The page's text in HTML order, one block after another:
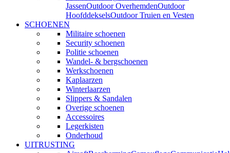
JassenOutdoor OverhemdenOutdoor
HoofddekselsOutdoor Truien en Vesten
SCHOENEN
Militaire schoenen
Security schoenen
Politie schoenen
Wandel- & bergschoenen
Werkschoenen
Kaplaarzen
Winterlaarzen
Slippers & Sandalen
Overige schoenen
Accessoires
Legerkisten
Onderhoud
UITRUSTING